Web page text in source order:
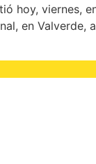
hoy, viernes,
en Valverde,